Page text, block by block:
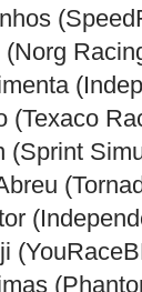
(Texaco
(Sprint